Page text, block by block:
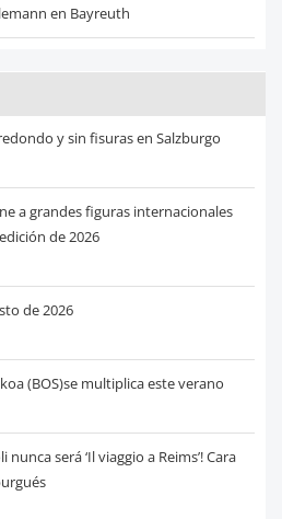
en Bayreuth
y sin fisuras en Salzburgo
a grandes figuras internacionales
de 2026
de 2026
(BOS)se multiplica este verano
nunca será ‘Il viaggio a Reims’! Cara